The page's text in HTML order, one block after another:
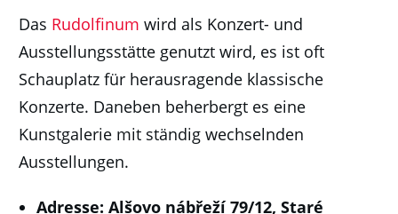
Das Rudolfinum wird als Konzert- und
Ausstellungsstätte genutzt wird, es ist oft
Schauplatz für herausragende klassische
Konzerte. Daneben beherbergt es eine
Kunstgalerie mit ständig wechselnden
Ausstellungen.
Adresse: Alšovo nábřeží 79/12, Staré